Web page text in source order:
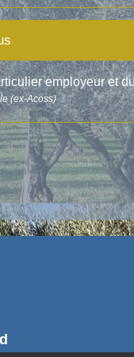
employeur et
(ex-Acoss)